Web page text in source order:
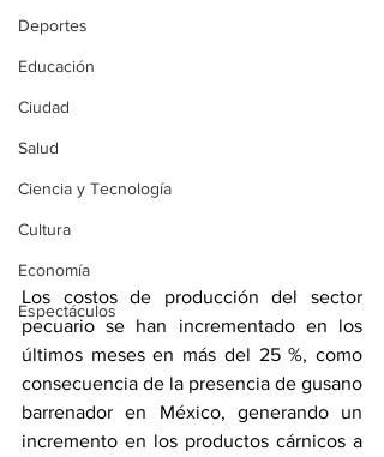
Deportes
Educación
Ciudad
Salud
Ciencia y Tecnología
Cultura
Economía
Espectáculos
Los costos de producción del sector
pecuario se han incrementado en los
últimos meses en más del 25 %, como
consecuencia de la presencia de gusano
barrenador en México, generando un
incremento en los productos cárnicos a